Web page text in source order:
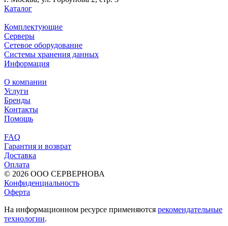
Каталог
Комплектующие
Серверы
Сетевое оборудование
Системы хранения данных
Информация
О компании
Услуги
Бренды
Контакты
Помощь
FAQ
Гарантия и возврат
Доставка
Оплата
© 2026 ООО СЕРВЕРНОВА
Конфиденциальность
Оферта
На информационном ресурсе применяются рекомендательные
технологии.